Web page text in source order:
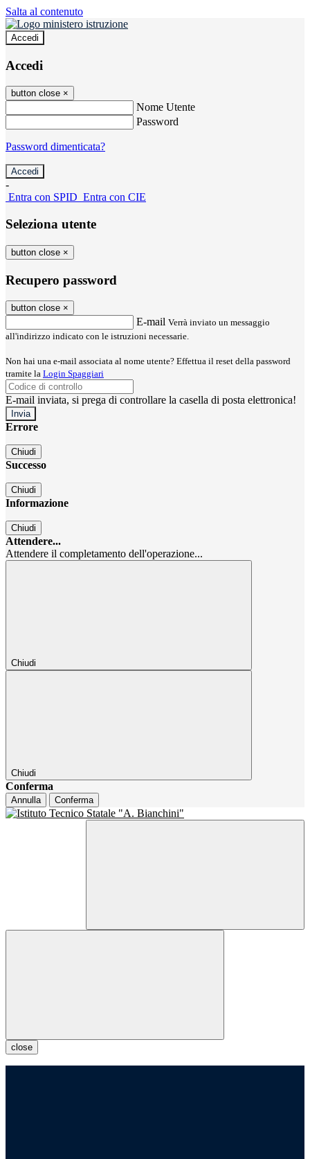
Salta al contenuto
Accedi
Accedi
button close ×
Nome Utente
Password
Password dimenticata?
-
Entra con SPID Entra con CIE
Seleziona utente
button close ×
Recupero password
button close ×
E-mail Verrà inviato un messaggio
all'indirizzo indicato con le istruzioni necessarie.
Non hai una e-mail associata al nome utente? Effettua il reset della password
tramite la Login Spaggiari
E-mail inviata, si prega di controllare la casella di posta elettronica!
Errore
Chiudi
Successo
Chiudi
Informazione
Chiudi
Attendere...
Attendere il completamento dell'operazione...
Chiudi
Chiudi
Conferma
Annulla Conferma
close